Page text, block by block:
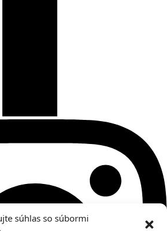
súhlas so súbormi